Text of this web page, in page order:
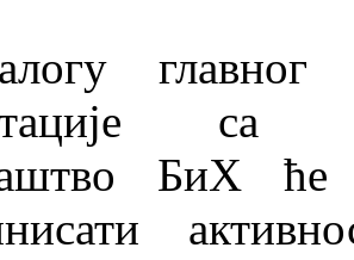
главног
са
БиХ ће